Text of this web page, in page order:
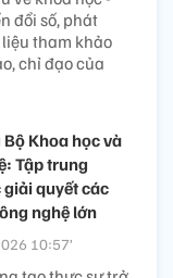
đổi số, phát
tham khảo
chỉ đạo của
Khoa học và
Tập trung
quyết các
nghệ lớn
10:57’